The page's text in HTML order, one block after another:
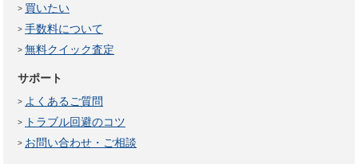
買いたい
手数料について
無料クイック査定
サポート
よくあるご質問
トラブル回避のコツ
お問い合わせ・ご相談